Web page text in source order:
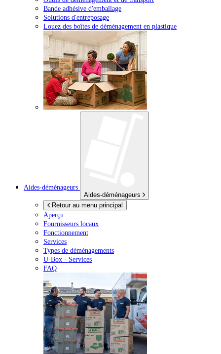
Bande adhésive d'emballage
Solutions d'entreposage
Louez des boîtes de déménagement en plastique
Aides-déménageurs
Aides-déménageurs
Retour au menu principal
Aperçu
Fournisseurs locaux
Fonctionnement
Services
Types de déménagements
U-Box - Services
FAQ